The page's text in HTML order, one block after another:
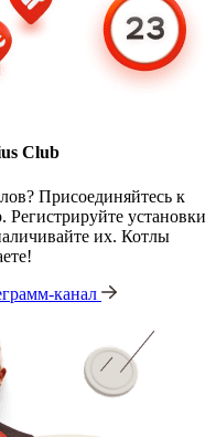
Club
Присоединяйтесь к
установки
их. Котлы
канал